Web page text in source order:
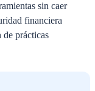
sin caer
financiera
prácticas